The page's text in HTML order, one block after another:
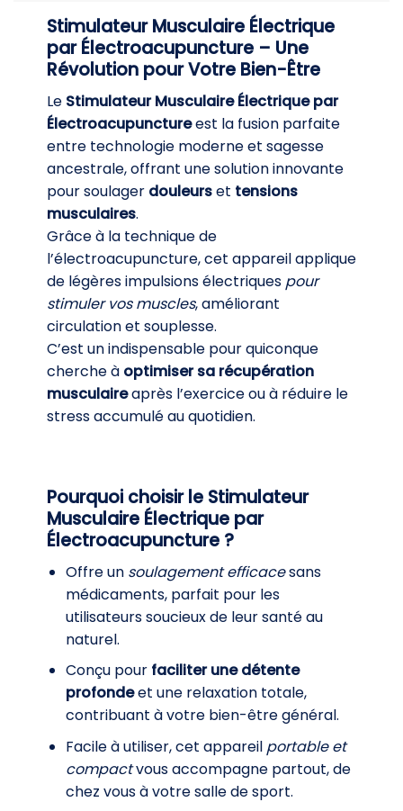
Stimulateur Musculaire Électrique
par Électroacupuncture – Une
Révolution pour Votre Bien-Être
Le Stimulateur Musculaire Électrique par
Électroacupunctureest la fusion parfaite
entre technologie moderne et sagesse
ancestrale, offrant une solution innovante
pour soulager douleurset tensions
musculaires.
Grâce à la technique de
l’électroacupuncture, cet appareil applique
de légères impulsions électriques pour
stimuler vos muscles, améliorant
circulation et souplesse.
C’est un indispensable pour quiconque
cherche à optimiser sa récupération
musculaireaprès l’exercice ou à réduire le
stress accumulé au quotidien.
Pourquoi choisir le Stimulateur
Musculaire Électrique par
Électroacupuncture ?
Offre un soulagement efficacesans
médicaments, parfait pour les
utilisateurs soucieux de leur santé au
naturel.
Conçu pour faciliter une détente
profondeet une relaxation totale,
contribuant à votre bien-être général.
Facile à utiliser, cet appareil portable et
compactvous accompagne partout, de
chez vous à votre salle de sport.